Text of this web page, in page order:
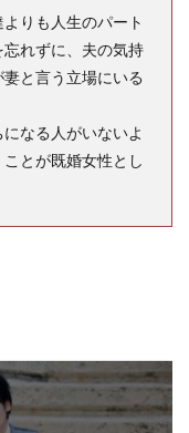
りも人生のパート
れずに、夫の気持
と言う立場にいる
なる人がいないよ
とが既婚女性とし